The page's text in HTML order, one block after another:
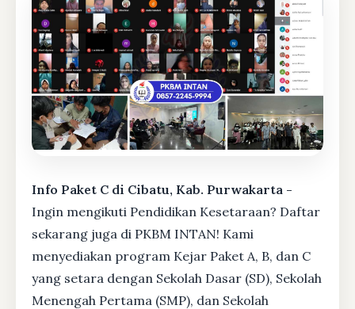
Info Paket C di Cibatu, Kab. Purwakarta -
Ingin mengikuti Pendidikan Kesetaraan? Daftar
sekarang juga di PKBM INTAN! Kami
menyediakan program Kejar Paket A, B, dan C
yang setara dengan Sekolah Dasar (SD), Sekolah
Menengah Pertama (SMP), dan Sekolah